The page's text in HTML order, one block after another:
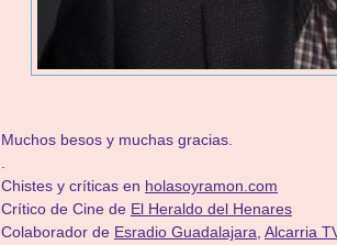
Muchos besos y muchas gracias.
Chistes y críticas en holasoyramon.com
Crítico de Cine de El Heraldo del Henares
​​Colaborador de Esradio Guadalajara Alcarria